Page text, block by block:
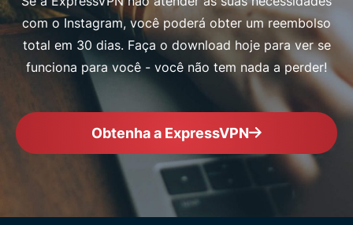
com o Instagram, você poderá obter um reembolso
total em 30 dias. Faça o download hoje para ver se
funciona para você - você não tem nada a perder!
Obtenha a ExpressVPN